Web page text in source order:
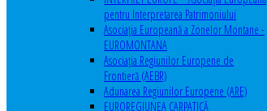
pentru Interpretarea Patrimoniului
Asociația Europeană a Zonelor Montane -
EUROMONTANA
Asociația Regiunilor Europene de
Frontieră (AEBR)
Adunarea Regiunilor Europene (ARE)
EUROREGIUNEA CARPATICĂ